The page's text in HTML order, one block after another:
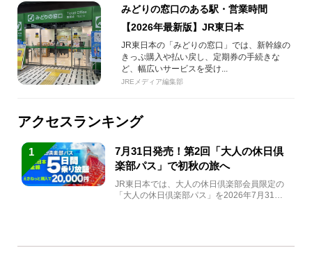
みどりの窓口のある駅・営業時間
【2026年最新版】JR東日本
JR東日本の「みどりの窓口」では、新幹線の
きっぷ購入や払い戻し、定期券の手続きな
ど、幅広いサービスを受け...
JREメディア編集部
アクセスランキング
1
7月31日発売！第2回「大人の休日倶
楽部パス」で初秋の旅へ
JR東日本では、大人の休日倶楽部会員限定の
「大人の休日倶楽部パス」を2026年7月31日